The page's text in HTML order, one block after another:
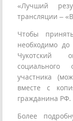
«Лучший
трансляции –
Чтобы
необходимо
Чукотский
социального
участника
вместе с
гражданина РФ.
Более